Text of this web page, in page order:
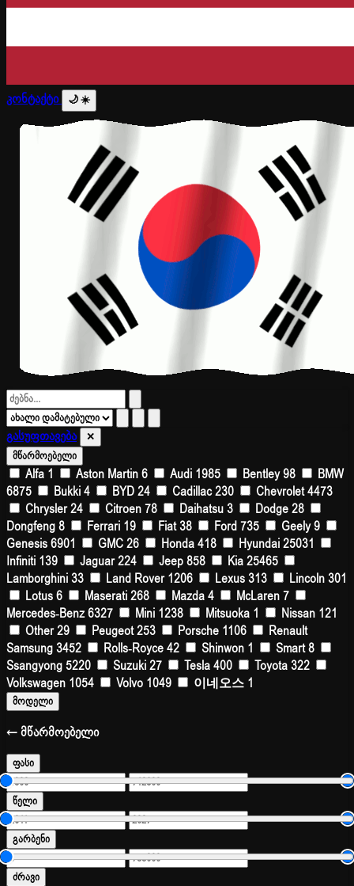
კონტაქტი 🌙☀️
გასუფთავება
✕
მწარმოებელი
Alfa 1 Aston Martin6 Audi 1985 Bentley98
BMW
6875
Bukki4 BYD24 Cadillac230 Chevrolet4473
Chrysler24 Citroen78 Daihatsu3 Dodge28
Dongfeng8 Ferrari 19 Fiat38 Ford735 Geely9
Genesis6901 GMC26 Honda418 Hyundai25031
Infiniti 139 Jaguar224 Jeep858 Kia25465
Lamborghini33 Land Rover 1206 Lexus313 Lincoln301
Lotus6 Maserati268 Mazda4 McLaren7
Mercedes-Benz6327 Mini 1238 Mitsuoka 1 Nissan 121
Other29 Peugeot253 Porsche 1106
Renault
Samsung3452 Rolls-Royce42 Shinwon 1 Smart8
Ssangyong5220 Suzuki27 Tesla400 Toyota322
Volkswagen 1054 Volvo 1049 이네오스 1
მოდელი
← მწარმოებელი
ფასი
წელი
გარბენი
ძრავი